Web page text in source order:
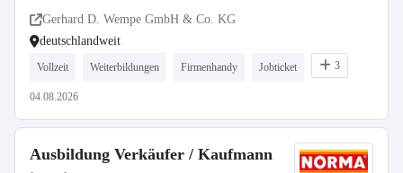
Gerhard D. Wempe GmbH & Co. KG
deutschlandweit
Vollzeit Weiterbildungen Firmenhandy Jobticket 3
04.08.2026
Ausbildung Verkäufer / Kaufmann